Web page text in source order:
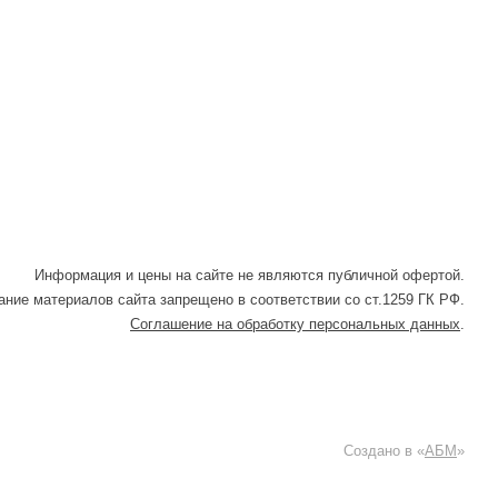
Информация и цены на сайте не являются публичной офертой.
материалов сайта запрещено в соответствии со ст.1259 ГК РФ.
Соглашение на обработку персональных данных.
Создано в «АБМ »